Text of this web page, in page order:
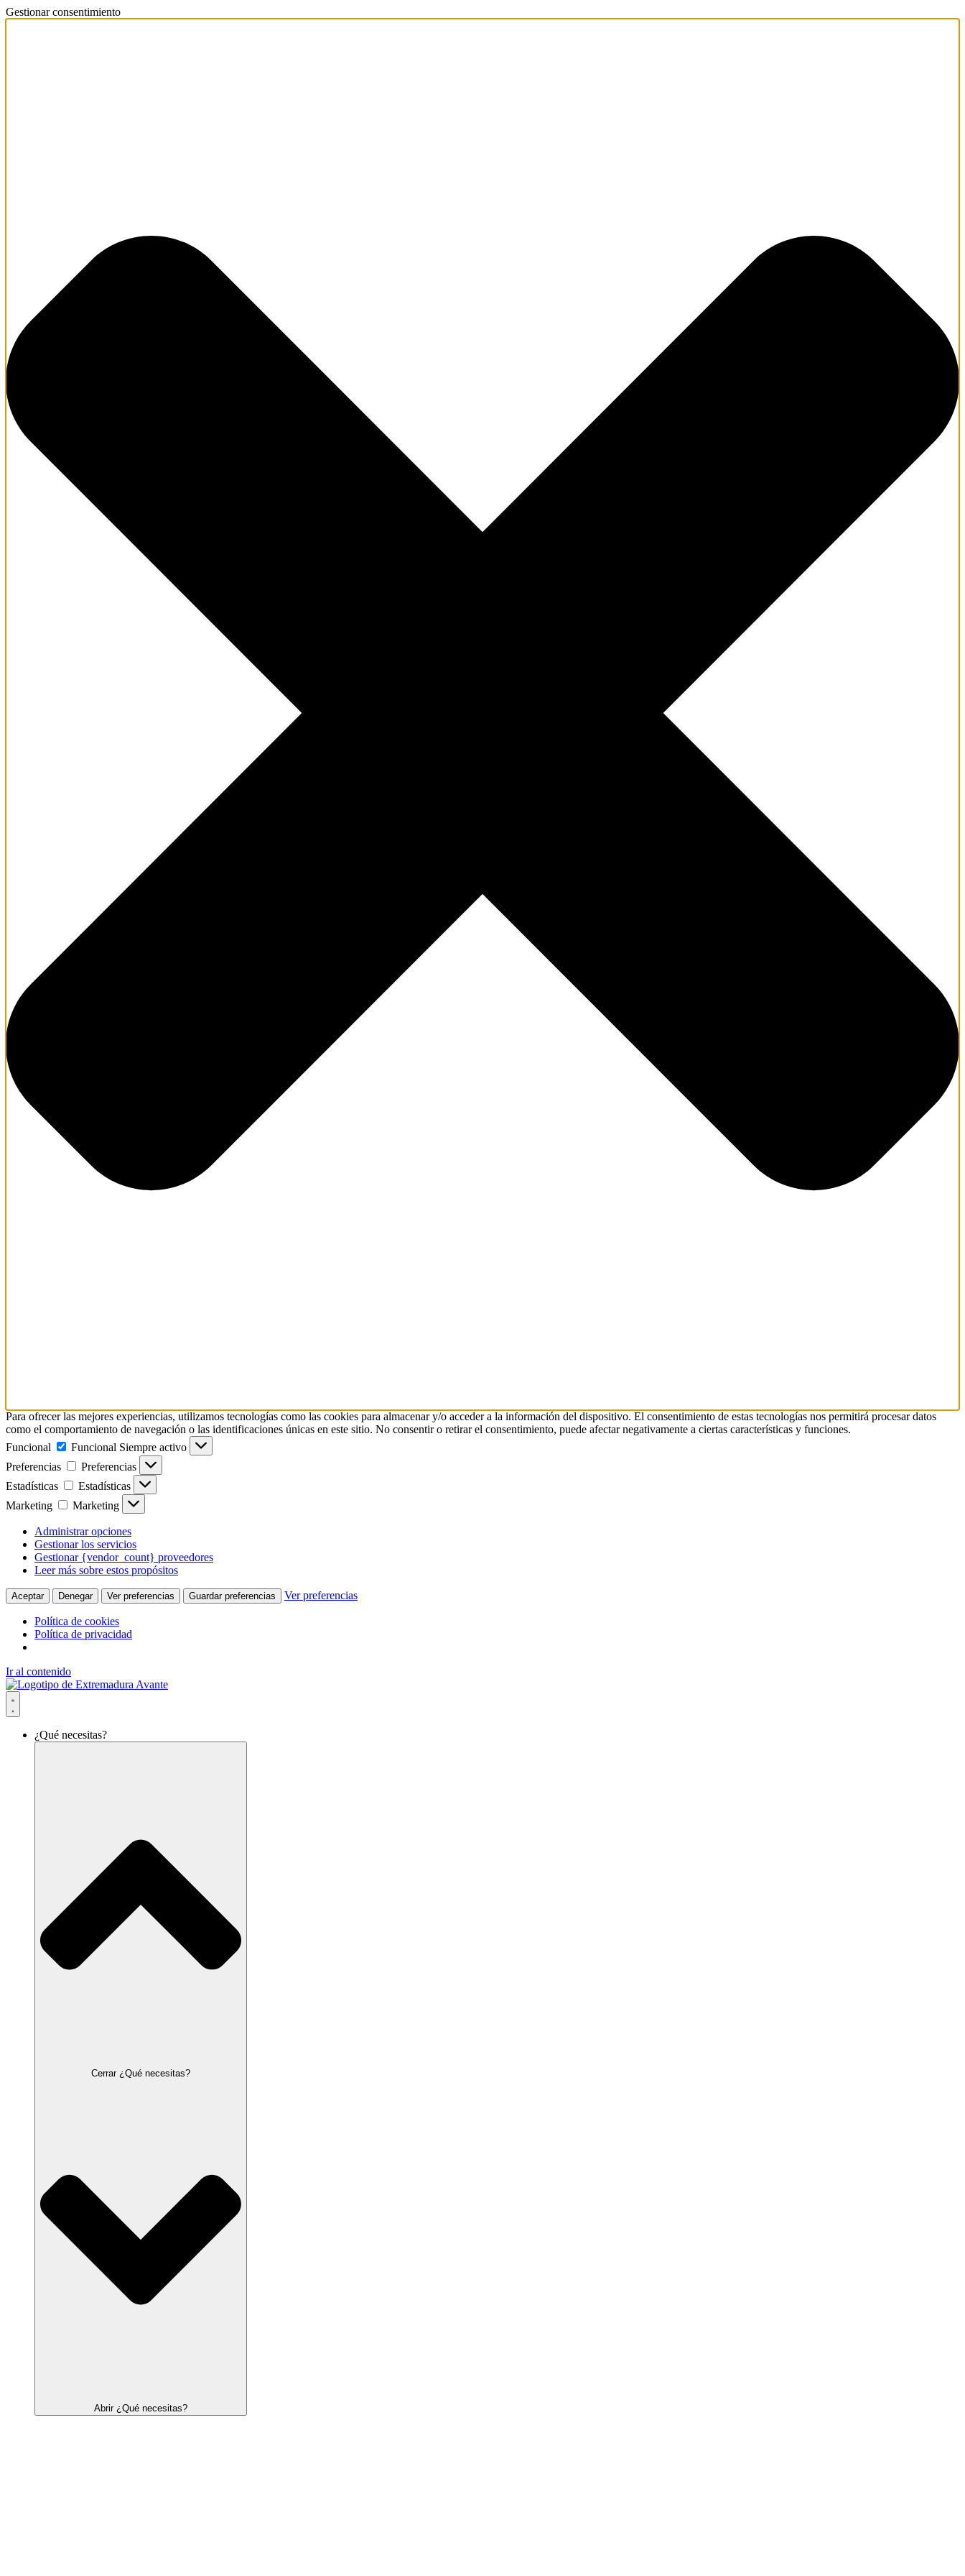
Gestionar consentimiento
Para ofrecer las mejores experiencias, utilizamos tecnologías como las cookies para almacenar y/o acceder a la información del dispositivo. El consentimiento de estas tecnologías nos permitirá procesar datos
como el comportamiento de navegación o las identificaciones únicas en este sitio. No consentir o retirar el consentimiento, puede afectar negativamente a ciertas características y funciones.
Funcional
Funcional Siempre activo
Preferencias
Preferencias
Estadísticas
Estadísticas
Marketing
Marketing
Administrar opciones
Gestionar los servicios
Gestionar {vendor_count} proveedores
Leer más sobre estos propósitos
Aceptar Denegar Ver preferencias Guardar preferencias Ver preferencias
Política de cookies
Política de privacidad
Ir al contenido
¿Qué necesitas?
Cerrar ¿Qué necesitas?
Abrir ¿Qué necesitas?